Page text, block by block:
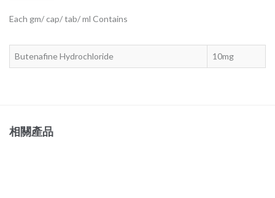
Each gm/ cap/ tab/ ml Contains
Butenafine Hydrochloride 10mg
相關產品